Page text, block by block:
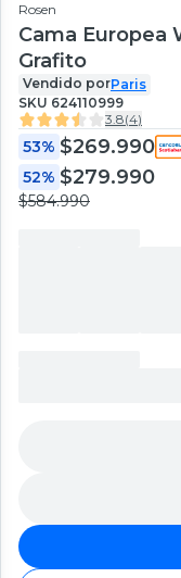
Rosen
Cama Europea
Grafito
Vendido porParis
SKU 624110999
3.8(4)
53% $269.990
52% $279.990
$584.990